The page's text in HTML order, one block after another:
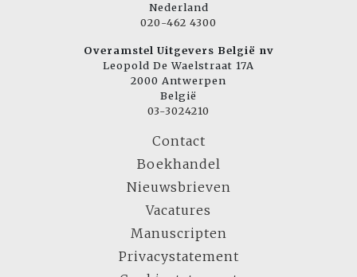
Nederland
020-462 4300
Overamstel Uitgevers België nv
Leopold De Waelstraat 17A
2000 Antwerpen
België
03-3024210
Contact
Boekhandel
Nieuwsbrieven
Vacatures
Manuscripten
Privacystatement